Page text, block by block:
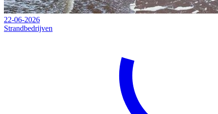
22-06-2026
Strandbedrijven